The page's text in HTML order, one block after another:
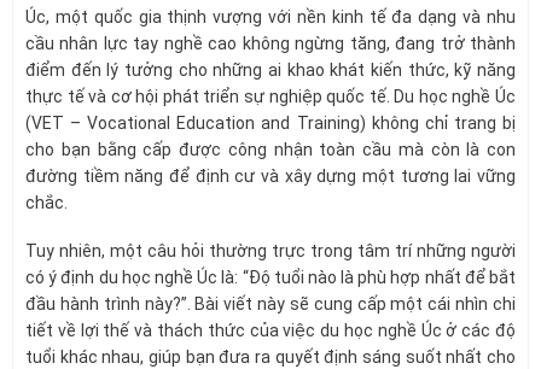
Úc, một quốc gia thịnh vượng với nền kinh tế đa dạng và nhu
cầu nhân lực tay nghề cao không ngừng tăng, đang trở thành
điểm đến lý tưởng cho những ai khao khát kiến thức, kỹ năng
thực tế và cơ hội phát triển sự nghiệp quốc tế. Du học nghề Úc
(VET – Vocational Education and Training) không chỉ trang bị
cho bạn bằng cấp được công nhận toàn cầu mà còn là con
đường tiềm năng để định cư và xây dựng một tương lai vững
chắc.
Tuy nhiên, một câu hỏi thường trực trong tâm trí những người
có ý định du học nghề Úc là: “Độ tuổi nào là phù hợp nhất để bắt
đầu hành trình này?”. Bài viết này sẽ cung cấp một cái nhìn chi
tiết về lợi thế và thách thức của việc du học nghề Úc ở các độ
tuổi khác nhau, giúp bạn đưa ra quyết định sáng suốt nhất cho